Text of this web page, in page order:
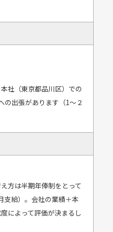
社（東京都品川区）での
の出張があります（1～２
方は半期年俸制をとって
支給）。会社の業績＋本
によって評価が決まるし